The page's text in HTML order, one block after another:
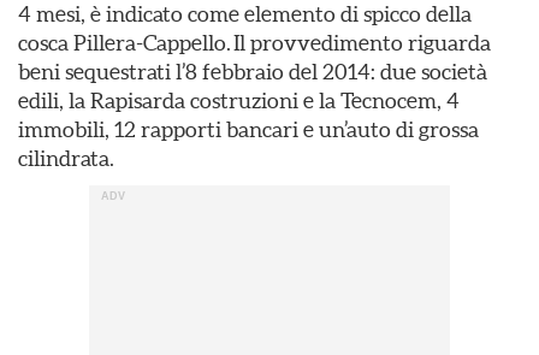
4 mesi, è indicato come elemento di spicco della
cosca Pillera-Cappello. Il provvedimento riguarda
beni sequestrati l’8 febbraio del 2014: due società
edili, la Rapisarda costruzioni e la Tecnocem, 4
immobili, 12 rapporti bancari e un’auto di grossa
cilindrata.